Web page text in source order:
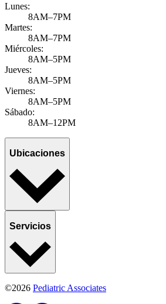
Lunes:
8AM–7PM
Martes:
8AM–7PM
Miércoles:
8AM–5PM
Jueves:
8AM–5PM
Viernes:
8AM–5PM
Sábado:
8AM–12PM
Ubicaciones
Servicios
©2026 Pediatric Associates